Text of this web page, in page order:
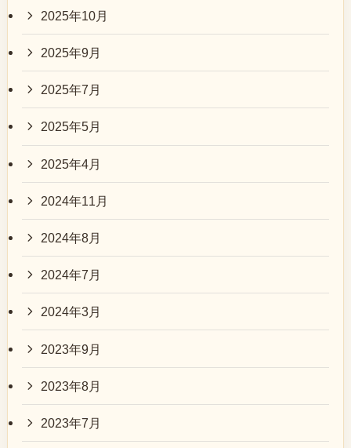
2025年10月
2025年9月
2025年7月
2025年5月
2025年4月
2024年11月
2024年8月
2024年7月
2024年3月
2023年9月
2023年8月
2023年7月